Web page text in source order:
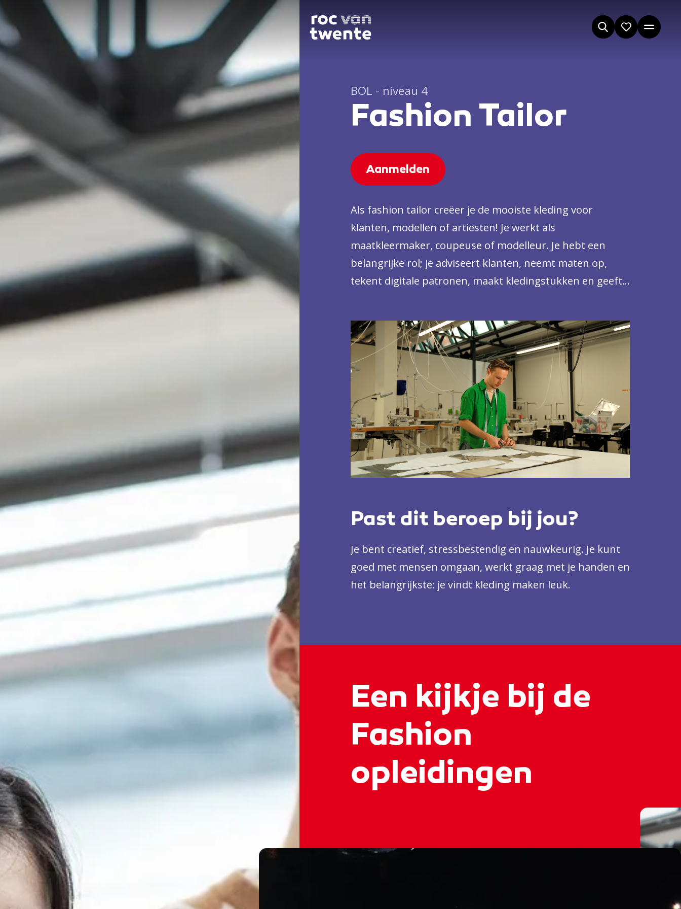
BOL - niveau 4
Fashion Tailor
Aanmelden
Als fashion tailor creëer je de mooiste kleding voor
klanten, modellen of artiesten! Je werkt als
maatkleermaker, coupeuse of modelleur. Je hebt een
belangrijke rol; je adviseert klanten, neemt maten op,
tekent digitale patronen, maakt kledingstukken en geeft
geen geheimen voor jou. Je kan natuurlijk voor jezelf
beginnen, maar ook werken bij ontwerpers,
modebedrijven of ateliers voor maatkleding,
theaterkleding of bruidsmode.
Past dit beroep bij jou?
Je bent creatief, stressbestendig en nauwkeurig. Je kunt
goed met mensen omgaan, werkt graag met je handen en
het belangrijkste: je vindt kleding maken leuk.
Een kijkje bij de
Fashion
opleidingen